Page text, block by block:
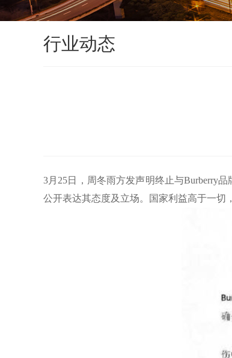
行业动态
3月25日，周冬雨方发声明终止与Burberry
公开表达其态度及立场。国家利益高于一切